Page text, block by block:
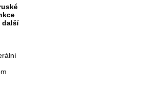
další